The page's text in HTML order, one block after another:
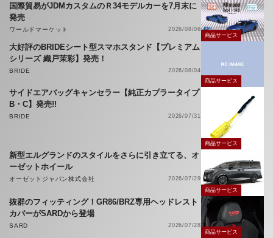
国際貿易がJDMカスタムのＲ34モデルカーを7月末に
発売
ワールドマーケット
2026/08/06
商品サービス
大好評のBRIDEシート型スマホスタンド【プレミアム
シリーズ 織戸茉彩】発売！
BRIDE
2026/08/04
商品サービス
サイドエアバッグキャンセラー【純正カプラータイプ
B・C】発売!!
BRIDE 2026/07/31
商品サービス
新型エルグランドのスタイルをさらに引き立てる、オ
ーゼットホイール
オーゼットジャパン株式会社
2026/07/29
商品サービス
抜群のフィッティング！GR86/BRZ専用ヘッドレスト
カバーがSARDから登場
SARD
2026/07/28
商品サービス